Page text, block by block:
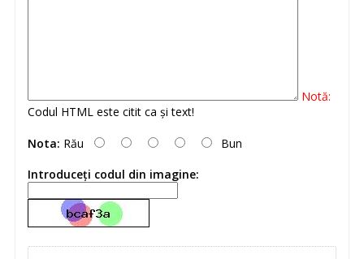
Notă:
Codul HTML este citit ca şi text!
Nota: Rău
Bun
Introduceţi codul din imagine: